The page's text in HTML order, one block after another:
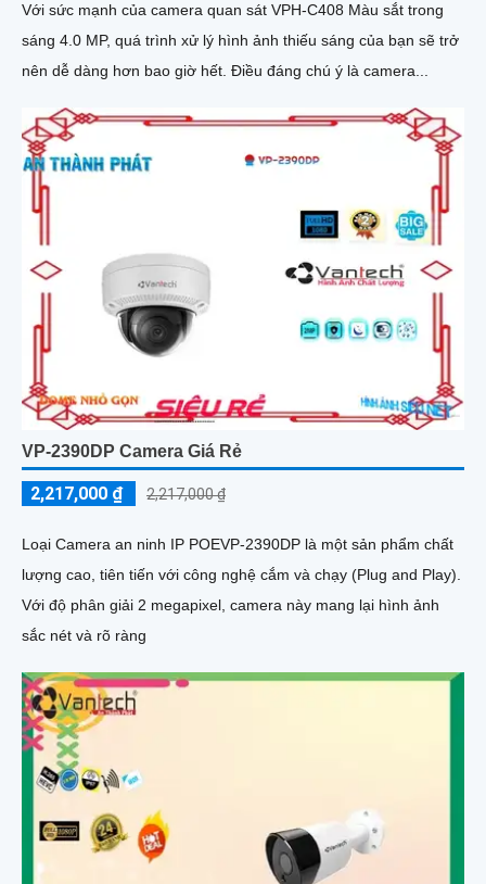
Với sức mạnh của camera quan sát VPH-C408 Màu sắt trong
sáng 4.0 MP, quá trình xử lý hình ảnh thiếu sáng của bạn sẽ trở
nên dễ dàng hơn bao giờ hết. Điều đáng chú ý là camera...
VP-2390DP Camera Giá Rẻ
2,217,000 ₫ 2,217,000 ₫
Loại Camera an ninh IP POEVP-2390DP là một sản phẩm chất
lượng cao, tiên tiến với công nghệ cắm và chạy (Plug and Play).
Với độ phân giải 2 megapixel, camera này mang lại hình ảnh
sắc nét và rõ ràng